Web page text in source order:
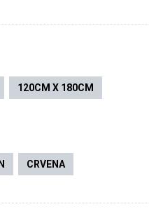
120CM X 180CM
CRVENA